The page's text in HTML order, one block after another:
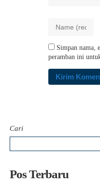
Simpan nama,
peramban ini
Cari
Pos Terbaru